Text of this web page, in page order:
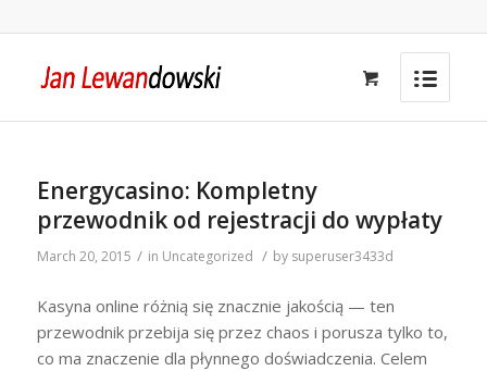
Energycasino: Kompletny
przewodnik od rejestracji do wypłaty
March 20, 2015 / in Uncategorized / by superuser3433d
Kasyna online różnią się znacznie jakością — ten
przewodnik przebija się przez chaos i porusza tylko to,
co ma znaczenie dla płynnego doświadczenia. Celem